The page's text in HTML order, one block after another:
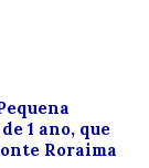
1 ano, que
Roraima